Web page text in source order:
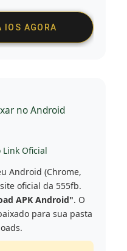
IOS AGORA
no Android
Link Oficial
Android (Chrome,
oficial da 555fb.
APK Android". O
para sua pasta